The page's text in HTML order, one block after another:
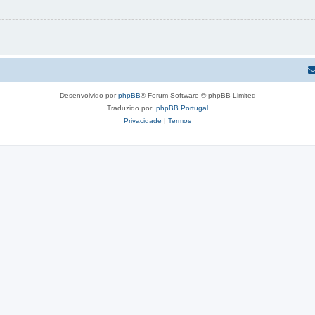
Desenvolvido porphpBB® Forum Software © phpBB Limited
Traduzido por: phpBB Portugal
Privacidade | Termos